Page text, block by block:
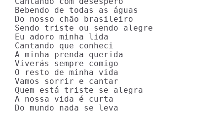
Bebendo de todas as águas
Do nosso chão brasileiro
Sendo triste ou sendo alegre
Eu adoro minha lida
Cantando que conheci
A minha prenda querida
Viverás sempre comigo
O resto de minha vida
Vamos sorrir e cantar
Quem está triste se alegra
A nossa vida é curta
Do mundo nada se leva